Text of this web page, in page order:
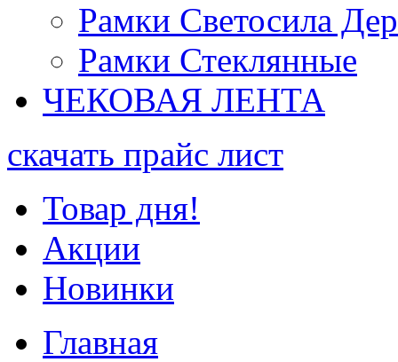
Рамки Светосила
Рамки Стеклянные
ЧЕКОВАЯ ЛЕНТА
скачать прайс лист
Товар дня!
Акции
Новинки
Главная